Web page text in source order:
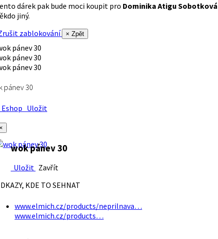
dárek pak bude moci koupit pro Dominika Atigu Sobotková
jiný.
zablokování
× Zpět
pánev 30
Uložit
wok pánev 30
Uložit Zavřít
KDE TO SEHNAT
www.elmich.cz/products/neprilnava…
www.elmich.cz/products…